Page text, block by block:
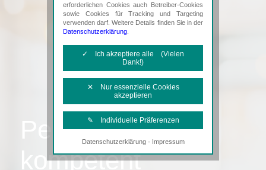
Persönlich,
kompetent
erforderlichen Cookies auch Betreiber-Cookies
sowie Cookies für Tracking und Targeting
verwenden darf. Weitere Details finden Sie in der
Datenschutzerklärung
✓ Ich akzeptiere alle (Vielen
Dank!)
✕ Nur essenzielle Cookies
akzeptieren
✎ Individuelle Präferenzen
Notwendige Cookies
Diese Cookies sind erforderlich, um die
Datenschutzerklärung· Impressum